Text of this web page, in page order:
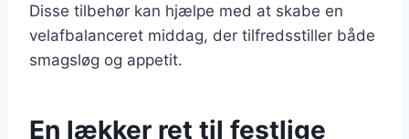
Disse tilbehør kan hjælpe med at skabe en
velafbalanceret middag, der tilfredsstiller både
smagsløg og appetit.
En lækker ret til festlige